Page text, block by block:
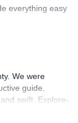
our guide,
flawless.
everything easy
We were
guide.
swift. Explore-
day climb.